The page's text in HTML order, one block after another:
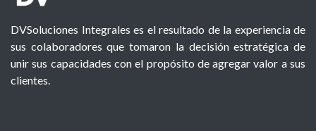
DVSoluciones Integrales es el resultado de la experiencia de
sus colaboradores que tomaron la decisión estratégica de
unir sus capacidades con el propósito de agregar valor a sus
clientes.